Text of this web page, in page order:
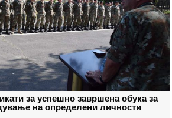
за успешно завршена обука за
на определени личности